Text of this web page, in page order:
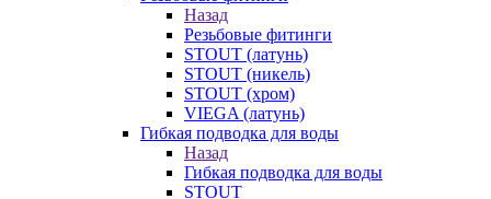
Назад
Резьбовые фитинги
STOUT (латунь)
STOUT (никель)
STOUT (хром)
VIEGA (латунь)
Гибкая подводка для воды
Назад
Гибкая подводка для воды
STOUT